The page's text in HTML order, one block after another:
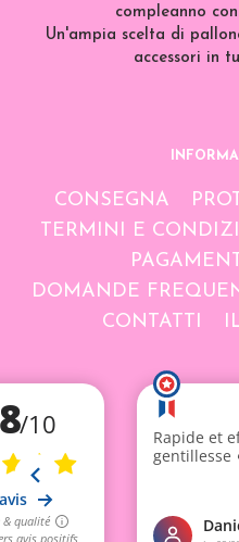
compleanno
Un'ampia scelta di
accessori in
CONSEGNA
TERMINI E
DOMANDE
CONTATTI